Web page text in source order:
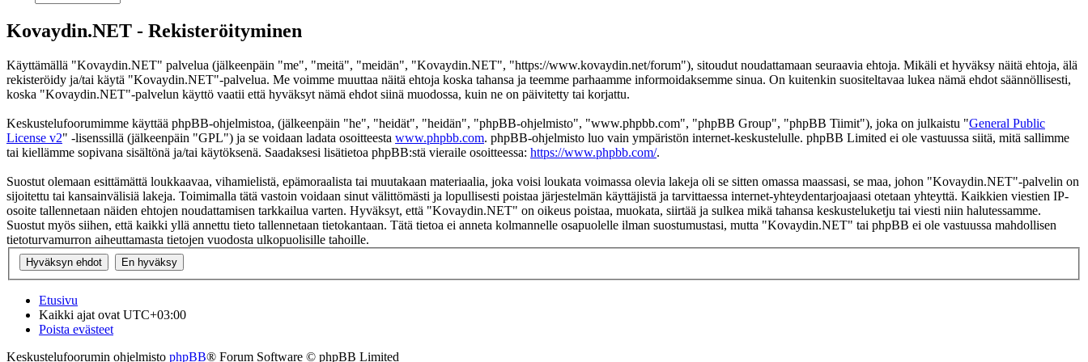
Kovaydin.NET - Rekisteröityminen
Käyttämällä "Kovaydin.NET" palvelua (jälkeenpäin "me", "meitä", "meidän", "Kovaydin.NET", "https://www.kovaydin.net/forum"), sitoudut noudattamaan seuraavia ehtoja. Mikäli et hyväksy näitä ehtoja, älä
rekisteröidy ja/tai käytä "Kovaydin.NET"-palvelua. Me voimme muuttaa näitä ehtoja koska tahansa ja teemme parhaamme informoidaksemme sinua. On kuitenkin suositeltavaa lukea nämä ehdot säännöllisesti,
koska "Kovaydin.NET"-palvelun käyttö vaatii että hyväksyt nämä ehdot siinä muodossa, kuin ne on päivitetty tai korjattu.
Keskustelufoorumimme käyttää phpBB-ohjelmistoa, (jälkeenpäin "he", "heidät", "heidän", "phpBB-ohjelmisto", "www.phpbb.com", "phpBB Group", "phpBB Tiimit"), joka on julkaistu "General Public
License v2" -lisenssillä (jälkeenpäin "GPL") ja se voidaan ladata osoitteesta www.phpbb.com. phpBB-ohjelmisto luo vain ympäristön internet-keskustelulle. phpBB Limited ei ole vastuussa siitä, mitä sallimme
tai kiellämme sopivana sisältönä ja/tai käytöksenä. Saadaksesi lisätietoa phpBB:stä vieraile osoitteessa: https://www.phpbb.com/.
Suostut olemaan esittämättä loukkaavaa, vihamielistä, epämoraalista tai muutakaan materiaalia, joka voisi loukata voimassa olevia lakeja oli se sitten omassa maassasi, se maa, johon "Kovaydin.NET"-palvelin on
sijoitettu tai kansainvälisiä lakeja. Toimimalla tätä vastoin voidaan sinut välittömästi ja lopullisesti poistaa järjestelmän käyttäjistä ja tarvittaessa internet-yhteydentarjoajaasi otetaan yhteyttä. Kaikkien viestien IP-
osoite tallennetaan näiden ehtojen noudattamisen tarkkailua varten. Hyväksyt, että "Kovaydin.NET" on oikeus poistaa, muokata, siirtää ja sulkea mikä tahansa keskusteluketju tai viesti niin halutessamme.
Suostut myös siihen, että kaikki yllä annettu tieto tallennetaan tietokantaan. Tätä tietoa ei anneta kolmannelle osapuolelle ilman suostumustasi, mutta "Kovaydin.NET" tai phpBB ei ole vastuussa mahdollisen
tietoturvamurron aiheuttamasta tietojen vuodosta ulkopuolisille tahoille.
Etusivu
Kaikki ajat ovat UTC+03:00
Poista evästeet
Keskustelufoorumin ohjelmisto phpBB® Forum Software © phpBB Limited